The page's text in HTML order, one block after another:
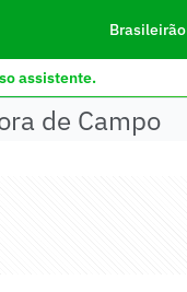
Brasileirão
assistente.
de Campo